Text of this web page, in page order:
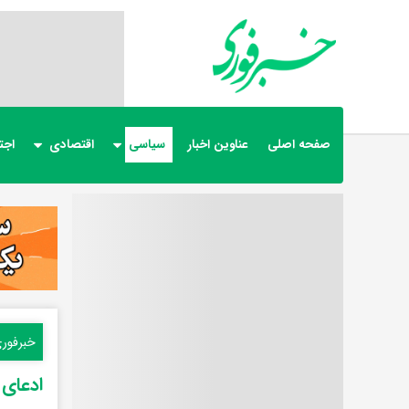
صفحه اصلی عناوین اخبار سیاسی اقتصادی